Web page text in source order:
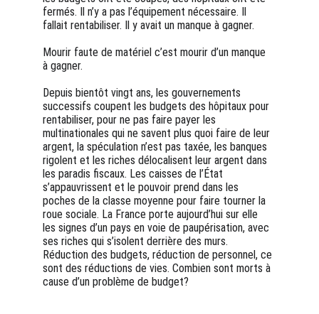
fermés. Il n’y a pas l’équipement nécessaire. Il
fallait rentabiliser. Il y avait un manque à gagner.
Mourir faute de matériel c’est mourir d’un manque
à gagner.
Depuis bientôt vingt ans, les gouvernements
successifs coupent les budgets des hôpitaux pour
rentabiliser, pour ne pas faire payer les
multinationales qui ne savent plus quoi faire de leur
argent, la spéculation n’est pas taxée, les banques
rigolent et les riches délocalisent leur argent dans
les paradis fiscaux. Les caisses de l’État
s’appauvrissent et le pouvoir prend dans les
poches de la classe moyenne pour faire tourner la
roue sociale. La France porte aujourd’hui sur elle
les signes d’un pays en voie de paupérisation, avec
ses riches qui s’isolent derrière des murs.
Réduction des budgets, réduction de personnel, ce
sont des réductions de vies. Combien sont morts à
cause d’un problème de budget?